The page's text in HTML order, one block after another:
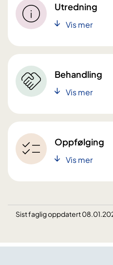
Utredning
Vis mer
Behandling
Vis mer
Oppfølging
Vis mer
Sist faglig oppdatert